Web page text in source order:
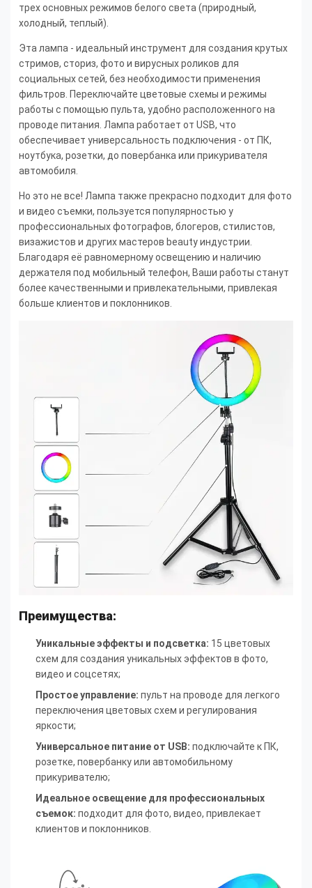
трех основных режимов белого света (природный,
холодный, теплый).
Эта лампа - идеальный инструмент для создания крутых
стримов, сториз, фото и вирусных роликов для
социальных сетей, без необходимости применения
фильтров. Переключайте цветовые схемы и режимы
работы с помощью пульта, удобно расположенного на
проводе питания. Лампа работает от USB, что
обеспечивает универсальность подключения - от ПК,
ноутбука, розетки, до повербанка или прикуривателя
автомобиля.
Но это не все! Лампа также прекрасно подходит для фото
и видео съемки, пользуется популярностью у
профессиональных фотографов, блогеров, стилистов,
визажистов и других мастеров beauty индустрии.
Благодаря её равномерному освещению и наличию
держателя под мобильный телефон, Ваши работы станут
более качественными и привлекательными, привлекая
больше клиентов и поклонников.
Преимущества:
Уникальные эффекты и подсветка: 15 цветовых
схем для создания уникальных эффектов в фото,
видео и соцсетях;
Простое управление: пульт на проводе для легкого
переключения цветовых схем и регулирования
яркости;
Универсальное питание от USB: подключайте к ПК,
розетке, повербанку или автомобильному
прикуривателю;
Идеальное освещение для профессиональных
съемок: подходит для фото, видео, привлекает
клиентов и поклонников.